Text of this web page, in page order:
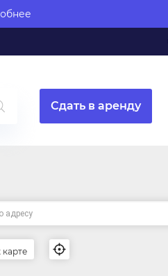
Сдать в аренду
карте